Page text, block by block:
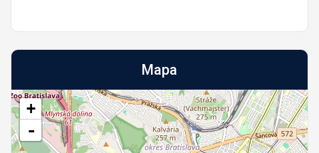
Mapa
+
-